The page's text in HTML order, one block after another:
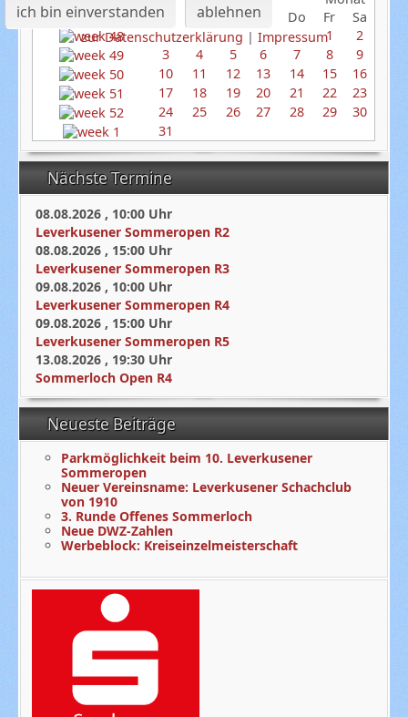
So
Mo Di Mi Do Fr
Sa
1
2
3
4 5 6 7 8
9
10
11 12 13 14 15
16
17
18 19 20 21 22
23
24
25 26 27 28 29
30
31
Nächste Termine
08.08.2026 , 10:00 Uhr
Leverkusener Sommeropen R2
08.08.2026 , 15:00 Uhr
Leverkusener Sommeropen R3
09.08.2026 , 10:00 Uhr
Leverkusener Sommeropen R4
09.08.2026 , 15:00 Uhr
Leverkusener Sommeropen R5
13.08.2026 , 19:30 Uhr
Sommerloch Open R4
Neueste Beiträge
Parkmöglichkeit beim 10. Leverkusener
Sommeropen
Neuer Vereinsname: Leverkusener Schachclub
von 1910
3. Runde Offenes Sommerloch
Neue DWZ-Zahlen
Werbeblock: Kreiseinzelmeisterschaft
ich bin einverstanden ablehnen
zur Datenschutzerklärung | Impressum